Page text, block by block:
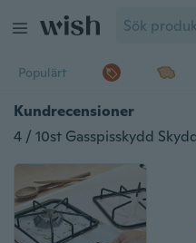
Populärt
Kundrecensioner